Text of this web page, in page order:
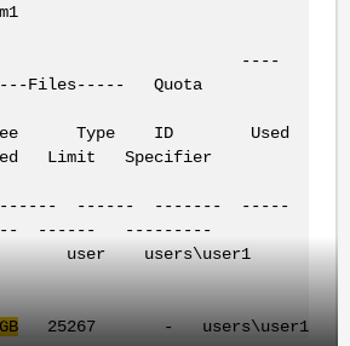
Files----- Quota
Tree Type ID Used
Limit Specifier
------ ------- -----
------ ---------
users\user1
25267 - users\user1